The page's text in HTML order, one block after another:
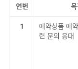
연번
1
예약상품 예
련 문의 응대